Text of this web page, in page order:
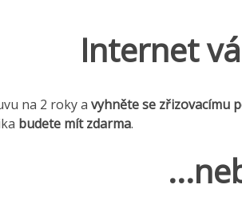
Internet
na 2 roky a vyhněte se zřizovacímu
budete mít zdarma.